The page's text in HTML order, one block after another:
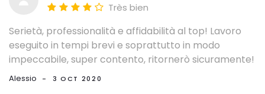
Très bien
Serietà, professionalità e affidabilità al top! Lavoro
eseguito in tempi brevi e soprattutto in modo
impeccabile, super contento, ritornerò sicuramente!
Alessio - 3 OCT 2020